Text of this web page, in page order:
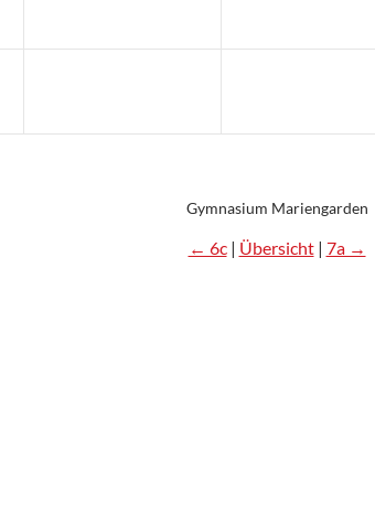
Gymnasium Mariengarden
← 6c| Übersicht| 7a →